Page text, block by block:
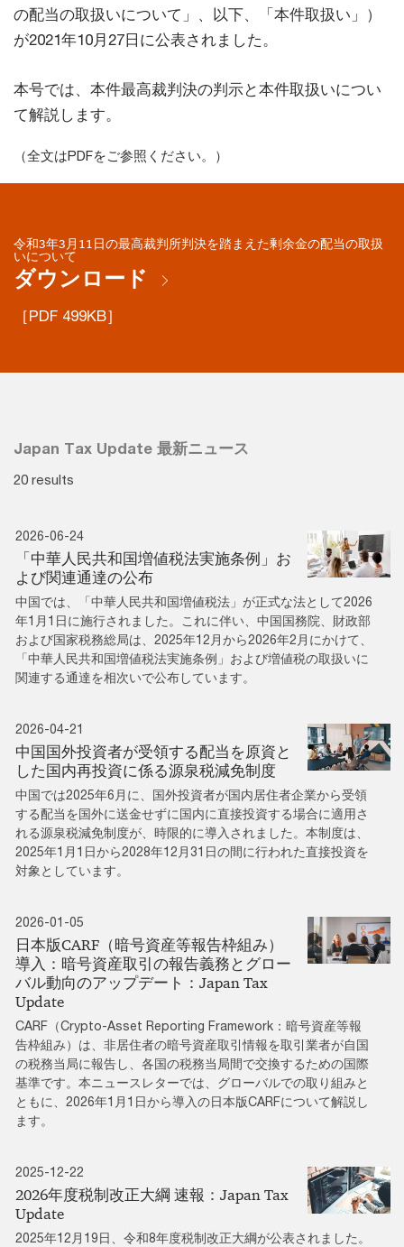
の配当の取扱いについて」、以下、「本件取扱い」）
が2021年10月27日に公表されました。
本号では、本件最高裁判決の判示と本件取扱いについ
て解説します。
（全文はPDFをご参照ください。）
令和3年3月11日の最高裁判所判決を踏まえた剰余金の配当の取扱
いについて
ダウンロード
［PDF 499KB］
Japan Tax Update 最新ニュース
20 results
2026-06-24
「中華人民共和国増値税法実施条例」お
よび関連通達の公布
中国では、「中華人民共和国増値税法」が正式な法として2026
年1月1日に施行されました。これに伴い、中国国務院、財政部
および国家税務総局は、2025年12月から2026年2月にかけて、
「中華人民共和国増値税法実施条例」および増値税の取扱いに
関連する通達を相次いで公布しています。
2026-04-21
中国国外投資者が受領する配当を原資と
した国内再投資に係る源泉税減免制度
中国では2025年6月に、国外投資者が国内居住者企業から受領
する配当を国外に送金せずに国内に直接投資する場合に適用さ
れる源泉税減免制度が、時限的に導入されました。本制度は、
2025年1月1日から2028年12月31日の間に行われた直接投資を
対象としています。
2026-01-05
日本版CARF（暗号資産等報告枠組み）
導入：暗号資産取引の報告義務とグロー
バル動向のアップデート：Japan Tax
Update
CARF（Crypto-Asset Reporting Framework：暗号資産等報
告枠組み）は、非居住者の暗号資産取引情報を取引業者が自国
の税務当局に報告し、各国の税務当局間で交換するための国際
基準です。本ニュースレターでは、グローバルでの取り組みと
ともに、2026年1月1日から導入の日本版CARFについて解説し
ます。
2025-12-22
2026年度税制改正大綱 速報：Japan Tax
Update
2025年12月19日、令和8年度税制改正大綱が公表されました。